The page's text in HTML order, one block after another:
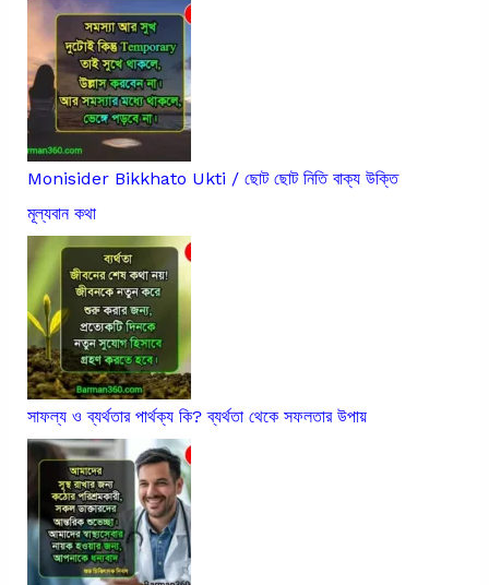
Monisider Bikkhato Ukti / ছোট ছোট নিতি বাক্য উক্তি
মূল্যবান কথা
সাফল্য ও ব্যর্থতার পার্থক্য কি? ব্যর্থতা থেকে সফলতার উপায়